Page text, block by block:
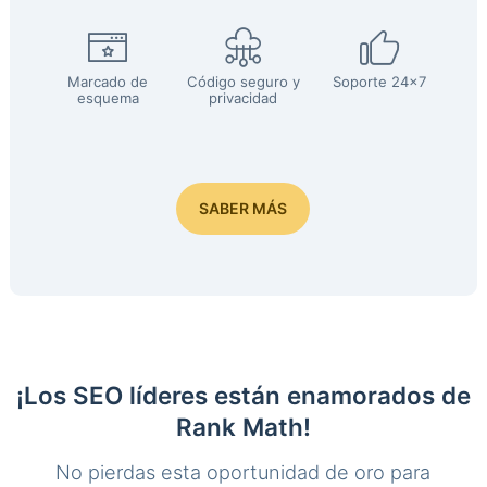
Marcado de
esquema
Código seguro y
privacidad
Soporte 24x7
SABER MÁS
¡Los SEO líderes están enamorados de
Rank Math!
No pierdas esta oportunidad de oro para